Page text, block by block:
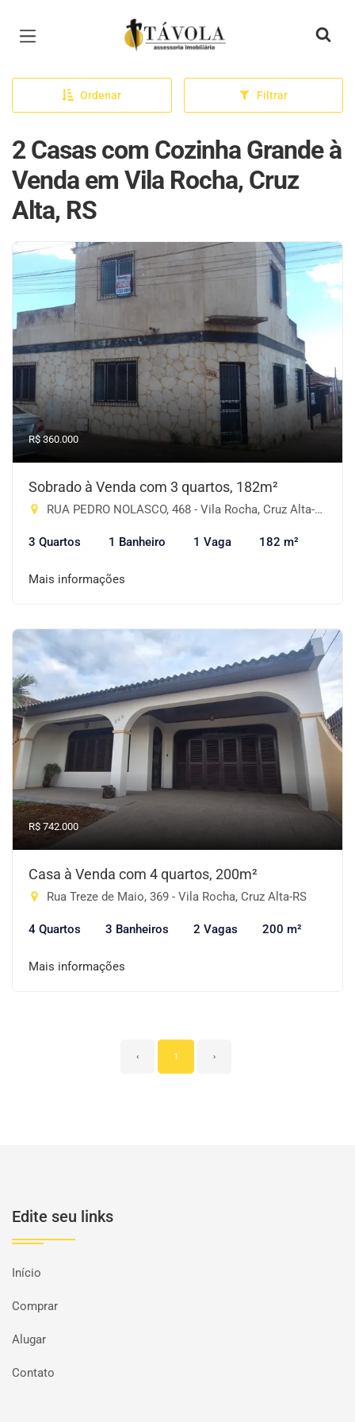
Página inicial
Ordenar Filtrar
2 Casas com Cozinha Grande à
Venda em Vila Rocha, Cruz
Alta, RS
R$ 360.000
Sobrado à Venda com 3 quartos, 182m²
RUA PEDRO NOLASCO, 468 - Vila Rocha, Cruz Alta-RS
3 Quartos 1 Banheiro 1 Vaga 182 m²
Mais informações
R$ 742.000
Casa à Venda com 4 quartos, 200m²
Rua Treze de Maio, 369 - Vila Rocha, Cruz Alta-RS
4 Quartos 3 Banheiros 2 Vagas 200 m²
Mais informações
‹ 1 ›
Edite seu links
Início
Comprar
Alugar
Contato